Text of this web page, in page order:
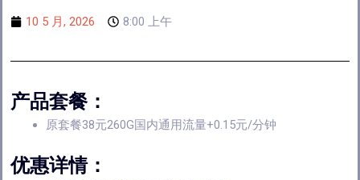
10 5 月, 2026 8:00 上午
产品套餐：
原套餐38元260G国内通用流量+0.15元/分钟
优惠详情：